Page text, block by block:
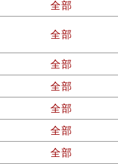
全部
全部
全部
全部
全部
全部
全部